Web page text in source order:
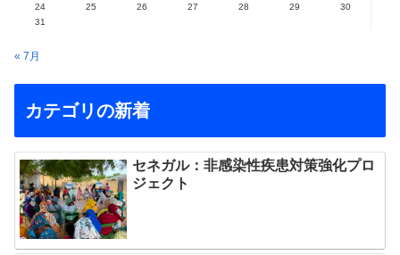
24
25 26 27 28 29
30
31
« 7月
カテゴリの新着
セネガル：非感染性疾患対策強化プロ
ジェクト